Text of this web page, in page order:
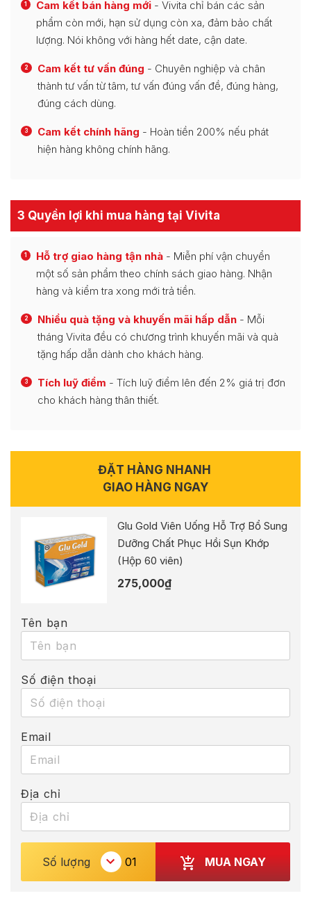
1 Cam kết bán hàng mới - Vivita chỉ bán các sản
phẩm còn mới, hạn sử dụng còn xa, đảm bảo chất
lượng. Nói không với hàng hết date, cận date.
2 Cam kết tư vấn đúng - Chuyên nghiệp và chân
thành tư vấn từ tâm, tư vấn đúng vấn đề, đúng hàng,
đúng cách dùng.
3 Cam kết chính hãng - Hoàn tiền 200% nếu phát
hiện hàng không chính hãng.
3 Quyền lợi khi mua hàng tại Vivita
1 Hỗ trợ giao hàng tận nhà - Miễn phí vận chuyển
một số sản phẩm theo chính sách giao hàng. Nhận
hàng và kiểm tra xong mới trả tiền.
2 Nhiều quà tặng và khuyến mãi hấp dẫn - Mỗi
tháng Vivita đều có chương trình khuyến mãi và quà
tặng hấp dẫn dành cho khách hàng.
3 Tích luỹ điểm - Tích luỹ điểm lên đến 2% giá trị đơn
cho khách hàng thân thiết.
ĐẶT HÀNG NHANH
GIAO HÀNG NGAY
Glu Gold Viên Uống Hỗ Trợ Bổ Sung
Dưỡng Chất Phục Hồi Sụn Khớp
(Hộp 60 viên)
275,000₫
Tên bạn
Số điện thoại
Email
Địa chỉ
Số lượng MUA NGAY